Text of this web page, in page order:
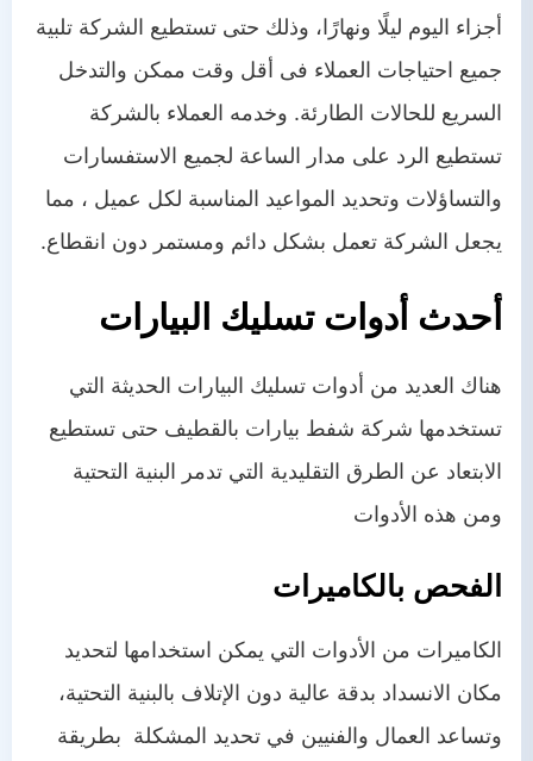
أجزاء اليوم ليلًا ونهارًا، وذلك حتى تستطيع الشركة تلبية
جميع احتياجات العملاء فى أقل وقت ممكن والتدخل
السريع للحالات الطارئة. وخدمه العملاء بالشركة
تستطيع الرد على مدار الساعة لجميع الاستفسارات
والتساؤلات وتحديد المواعيد المناسبة لكل عميل ، مما
يجعل الشركة تعمل بشكل دائم ومستمر دون انقطاع.
أحدث أدوات تسليك البيارات
هناك العديد من أدوات تسليك البيارات الحديثة التي
تستخدمها شركة شفط بيارات بالقطيف حتى تستطيع
الابتعاد عن الطرق التقليدية التي تدمر البنية التحتية
ومن هذه الأدوات
الفحص بالكاميرات
الكاميرات من الأدوات التي يمكن استخدامها لتحديد
مكان الانسداد بدقة عالية دون الإتلاف بالبنية التحتية،
وتساعد العمال والفنيين في تحديد المشكلة بطريقة